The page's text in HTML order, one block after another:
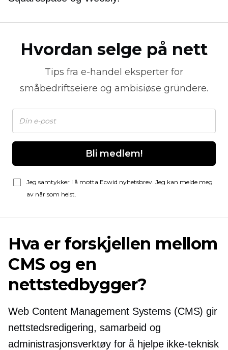
Hvordan selge på nett
Tips fra e-handel eksperter for
småbedriftseiere og ambisiøse gründere.
Bli medlem!
Jeg samtykker i å motta Ecwid nyhetsbrev. Jeg kan melde meg
av når som helst.
Hva er forskjellen mellom
CMS og en
nettstedbygger?
Web Content Management Systems (CMS) gir
nettstedsredigering, samarbeid og
administrasjonsverktøy for å hjelpe ikke-teknisk